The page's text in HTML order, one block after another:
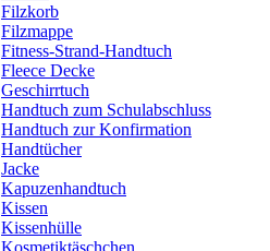
Filzkorb
Filzmappe
Fitness-Strand-Handtuch
Fleece Decke
Geschirrtuch
Handtuch zum Schulabschluss
Handtuch zur Konfirmation
Handtücher
Jacke
Kapuzenhandtuch
Kissen
Kissenhülle
Kosmetiktäschchen